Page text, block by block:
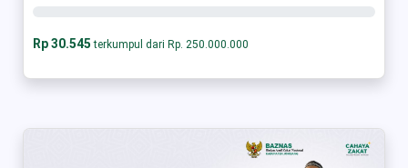
Rp 30.545terkumpul dari Rp. 250.000.000